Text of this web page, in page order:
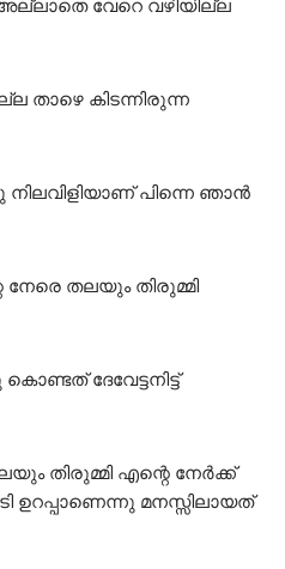
വേറെ വഴിയില്ല
താഴെ കിടന്നിരുന്ന
പിന്നെ ഞാൻ
തലയും തിരുമ്മി
ദേവേട്ടനിട്ട്
തിരുമ്മി എന്റെ നേർക്ക്
ഉറപ്പാണെന്നു മനസ്സിലായത്